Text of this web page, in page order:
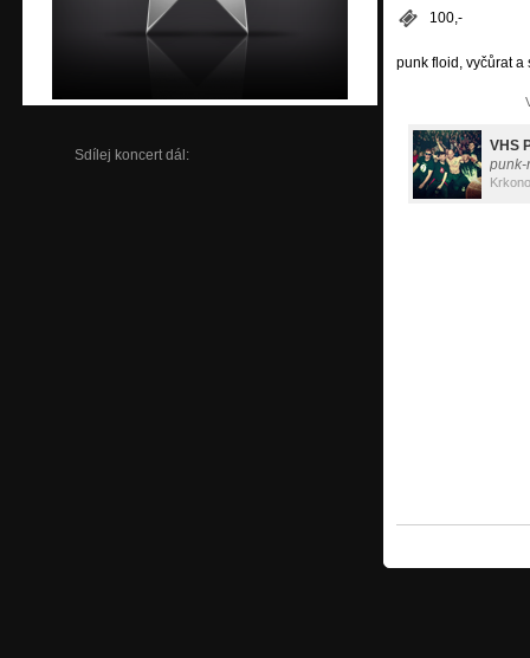
Sdílej koncert dál:
100,-
punk floid, vyčůrat a
punk-